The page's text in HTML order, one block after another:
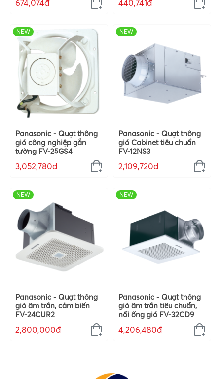
674,074đ 440,741đ
NEW
Panasonic - Quạt thông
gió công nghiệp gắn
tường FV-25GS4
3,052,780đ
NEW
Panasonic - Quạt thông
gió Cabinet tiêu chuẩn
FV-12NS3
2,109,720đ
NEW
Panasonic - Quạt thông
gió âm trần, cảm biến
FV-24CUR2
2,800,000đ
NEW
Panasonic - Quạt thông
gió âm trần tiêu chuẩn,
nối ống gió FV-32CD9
4,206,480đ